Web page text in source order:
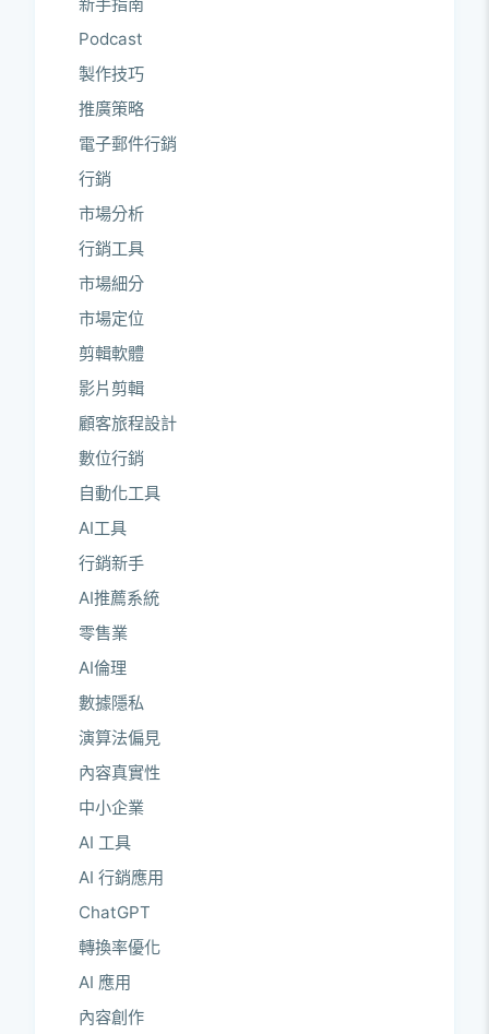
Podcast
製作技巧
推廣策略
電子郵件行銷
行銷
市場分析
行銷工具
市場細分
市場定位
剪輯軟體
影片剪輯
顧客旅程設計
數位行銷
自動化工具
AI工具
行銷新手
AI推薦系統
零售業
AI倫理
數據隱私
演算法偏見
內容真實性
中小企業
AI 工具
AI 行銷應用
ChatGPT
轉換率優化
AI 應用
內容創作